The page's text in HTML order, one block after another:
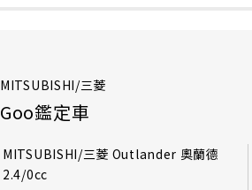
MITSUBISHI/三菱
Goo鑑定車
MITSUBISHI/三菱 Outlander 奧蘭德
2.4/0cc